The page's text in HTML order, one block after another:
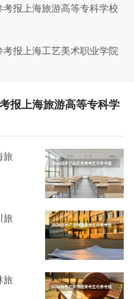
报上海旅游高等专科学校
报上海工艺美术职业学院
报上海旅游高等专科学
旅
旅
旅